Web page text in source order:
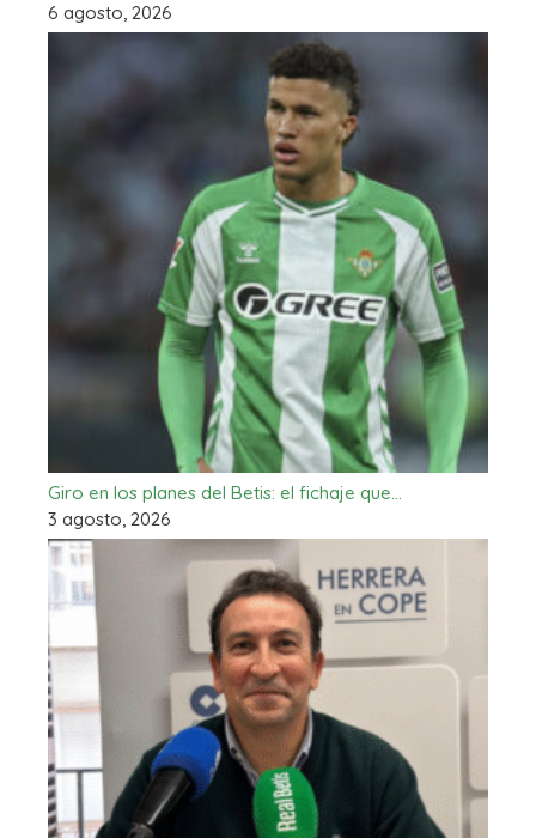
6 agosto, 2026
Giro en los planes del Betis: el fichaje que…
3 agosto, 2026